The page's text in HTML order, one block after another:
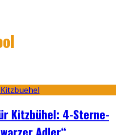
Kitzbühel: 4-Sterne-
Adler“